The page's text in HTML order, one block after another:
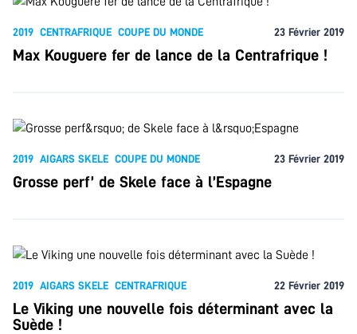
2019 CENTRAFRIQUE COUPE DU MONDE 23 Février 2019
Max Kouguere fer de lance de la Centrafrique !
2019 AIGARS SKELE COUPE DU MONDE 23 Février 2019
Grosse perf’ de Skele face à l’Espagne
2019 AIGARS SKELE CENTRAFRIQUE 22 Février 2019
Le Viking une nouvelle fois déterminant avec la
Suède !